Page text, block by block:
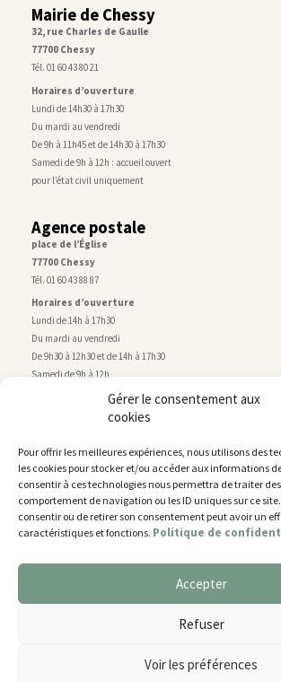
Gérer le consentement aux
cookies
Pour offrir les meilleures expériences, nous utilisons des
les cookies pour stocker et/ou accéder aux informations
consentir à ces technologies nous permettra de traiter
comportement de navigation ou les ID uniques sur ce
consentir ou de retirer son consentement peut avoir un
caractéristiques et fonctions. Politique de
Accepter
Refuser
Voir les préférences
Mairie de Chessy
32, rue Charles de Gaulle
77700 Chessy
Tél. 01 60 43 80 21
Horaires d’ouverture
Lundi de 14h30 à 17h30
Du mardi au vendredi
De 9h à 11h45 et de 14h30 à 17h30
Samedi de 9h à 12h : accueil ouvert
pour l’état civil uniquement
Agence postale
place de l’Église
77700 Chessy
Tél. 01 60 43 88 87
Horaires d’ouverture
Lundi de 14h à 17h30
Du mardi au vendredi
De 9h30 à 12h30 et de 14h à 17h30
Samedi de 9h à 12h
Service technique
rue de Montry–77700 Chessy
Tél. 01 60 43 52 63
Horaires d’ouverture
Lundi, mardi et jeudi
De 9h à 11h45 et de 14h30 à 17h30
Gestion des cookies
Nous utilisons des cookies pour vous offrir la
You can find out more about which cookies